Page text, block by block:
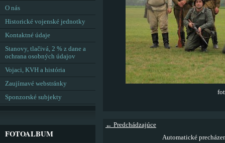
← Predchádzajúce
Automatické
O nás
Historické vojenské jednotky
Kontaktné údaje
Stanovy, tlačivá, 2 % z dane a
ochrana osobných údajov
Vojaci, KVH a história
Zaujímavé webstránky
Sponzorské subjekty
FOTOALBUM